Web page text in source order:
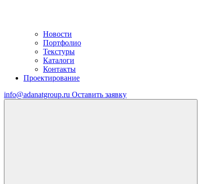
Новости
Портфолио
Текстуры
Каталоги
Контакты
Проектирование
info@adanatgroup.ru Оставить заявку